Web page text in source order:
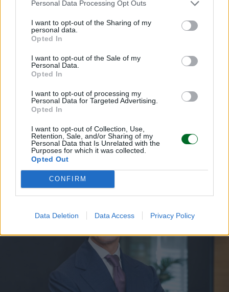
Personal Data Processing Opt Outs
I want to opt-out of the Sharing of my
personal data.
Opted In
I want to opt-out of the Sale of my
Personal Data.
Opted In
I want to opt-out of processing my
Personal Data for Targeted Advertising.
Opted In
I want to opt-out of Collection, Use,
Retention, Sale, and/or Sharing of my
Personal Data that Is Unrelated with the
Purposes for which it was collected.
Opted Out
CONFIRM
Data Deletion Data Access Privacy Policy
LEGGI ANCHE